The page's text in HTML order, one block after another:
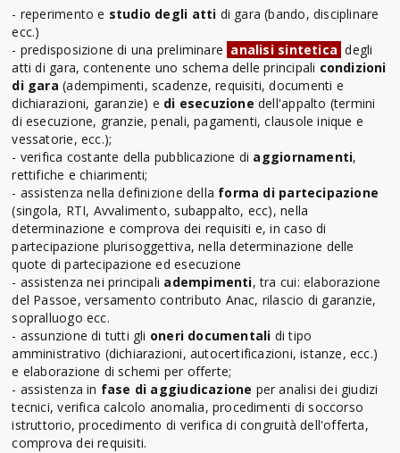
- reperimento e studio degli atti di gara (bando, disciplinare
ecc.)
- predisposizione di una preliminare analisi sintetica degli
atti di gara, contenente uno schema delle principali condizioni
di gara (adempimenti, scadenze, requisiti, documenti e
dichiarazioni, garanzie) e di esecuzione dell'appalto (termini
di esecuzione, granzie, penali, pagamenti, clausole inique e
vessatorie, ecc.);
- verifica costante della pubblicazione di aggiornamenti,
rettifiche e chiarimenti;
- assistenza nella definizione della forma di partecipazione
(singola, RTI, Avvalimento, subappalto, ecc), nella
determinazione e comprova dei requisiti e, in caso di
partecipazione plurisoggettiva, nella determinazione delle
quote di partecipazione ed esecuzione
- assistenza nei principali adempimenti, tra cui: elaborazione
del Passoe, versamento contributo Anac, rilascio di garanzie,
sopralluogo ecc.
- assunzione di tutti gli oneri documentali di tipo
amministrativo (dichiarazioni, autocertificazioni, istanze, ecc.)
e elaborazione di schemi per offerte;
- assistenza in fase di aggiudicazione per analisi dei giudizi
tecnici, verifica calcolo anomalia, procedimenti di soccorso
istruttorio, procedimento di verifica di congruità dell'offerta,
comprova dei requisiti.